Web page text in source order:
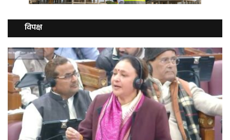
विपक्ष